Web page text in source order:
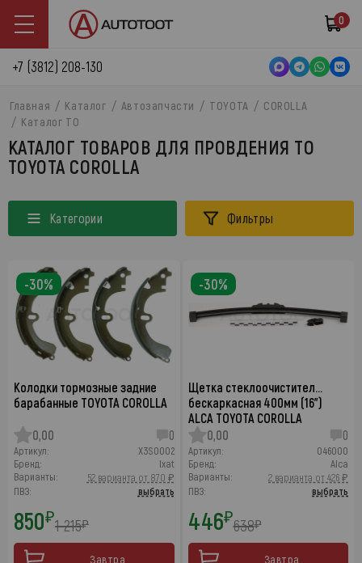
0
+7 (3812) 208-130
Главная Каталог Автозапчасти TOYOTA
COROLLA
Каталог ТО
КАТАЛОГ ТОВАРОВ ДЛЯ ПРОВДЕНИЯ ТО
TOYOTA COROLLA
Категории Фильтры
Колодки тормозные задние
барабанные TOYOTA COROLLA
0,00 0
Артикул:
X3S0002
Бренд:
Ixat
Варианты:
52 варианта от 870 ₽
ПВЗ:
выбрать
850₽1 215₽
Завтра
-30%
Щетка стеклоочистител…
бескаркасная 400мм (16")
ALCA TOYOTA COROLLA
0,00
0
Артикул:
046000
Бренд:
Alca
Варианты:
2 варианта от 426 ₽
ПВЗ:
выбрать
446₽638₽
Завтра
-30%